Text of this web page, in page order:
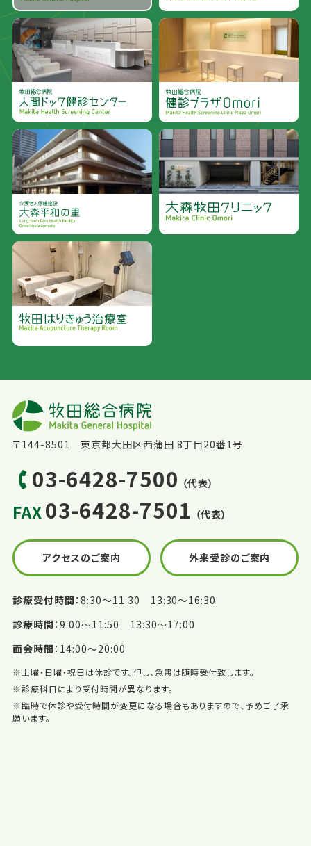
〒144-8501 東京都大田区西蒲田 8丁目20番1号
03-6428-7500 （代表）
FAX03-6428-7501 （代表）
アクセスのご案内 外来受診のご案内
診療受付時間 8:30〜11:30 13:30〜16:30
診療時間 9:00〜11:50 13:30〜17:00
面会時間 14:00〜20:00
※土曜・日曜・祝日は休診です。但し、急患は随時受付致します。
※診療科目により受付時間が異なります。
※臨時で休診や受付時間が変更になる場合もありますので、予めご了承
願います。